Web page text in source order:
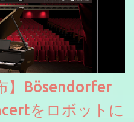
】Bösendorfer
をロボットに